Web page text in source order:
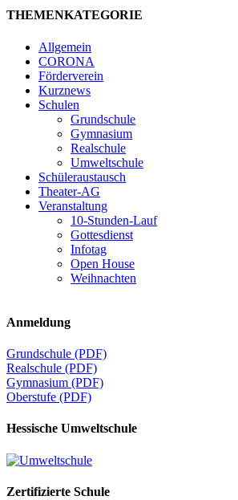
THEMENKATEGORIE
Allgemein
CORONA
Förderverein
Kurznews
Schulen
Grundschule
Gymnasium
Realschule
Umweltschule
Schüleraustausch
Theater-AG
Veranstaltung
10-Stunden-Lauf
Gottesdienst
Infotag
Open House
Weihnachten
Anmeldung
Grundschule (PDF)
Realschule (PDF)
Gymnasium (PDF)
Oberstufe (PDF)
Hessische Umweltschule
Zertifizierte Schule